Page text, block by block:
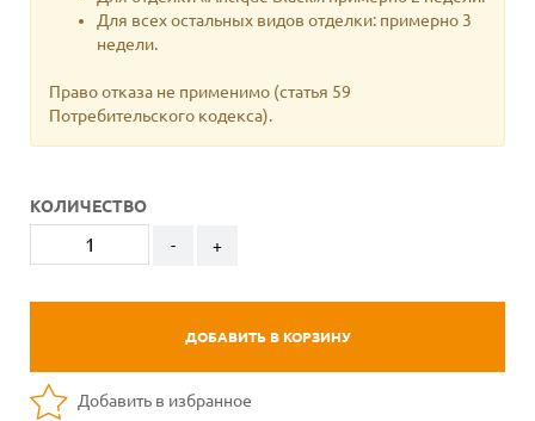
Для всех остальных видов отделки: примерно 3
недели.
Право отказа не применимо (статья 59
Потребительского кодекса).
КОЛИЧЕСТВО
- +
ДОБАВИТЬ В КОРЗИНУ
Добавить в избранное